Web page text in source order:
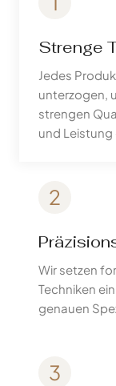
Strenge
Jedes
unterzogen,
strengen
und
2
Wir setzen
Techniken
genauen
3